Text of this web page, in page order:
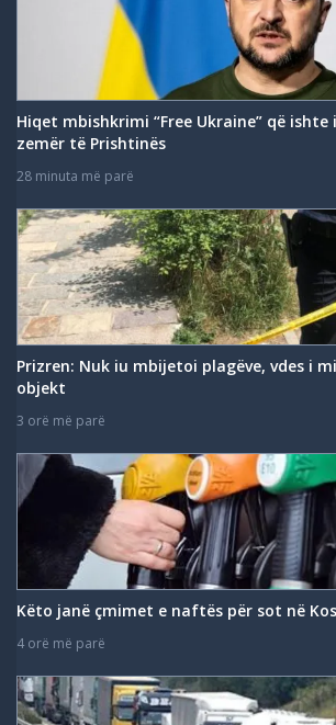
Hiqet mbishkrimi “Free Ukraine” që ishte
zemër të Prishtinës
28 minuta më parë
Prizren: Nuk iu mbijetoi plagëve, vdes i
objekt
3 orë më parë
Këto janë çmimet e naftës për sot në
4 orë më parë